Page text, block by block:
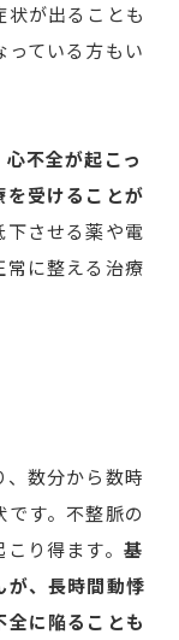
が出ることも
っている方もい
不全が起こっ
を受けることが
させる薬や電
常に整える治療
数分から数時
す。不整脈の
り得ます。 基
が、長時間動悸
に陥ることも